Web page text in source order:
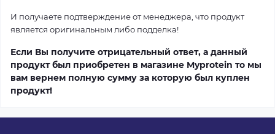
И получаете подтверждение от менеджера, что продукт
является оригинальным либо подделка!
Если Вы получите отрицательный ответ, а данный
продукт был приобретен в магазине Myprotein то мы
вам вернем полную сумму за которую был куплен
продукт!